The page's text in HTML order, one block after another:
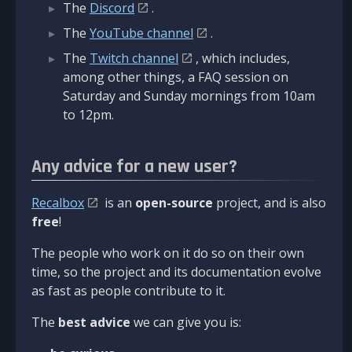
The Discord
.
The YouTube channel
.
The Twitch channel
, which includes,
among other things, a FAQ session on
Saturday and Sunday mornings from 10am
to 12pm.
Any advice for a new user?
Recalbox is an open-source project, and is also
free!
The people who work on it do so on their own
time, so the project and its documentation evolve
as fast as people contribute to it.
The best advice we can give you is: